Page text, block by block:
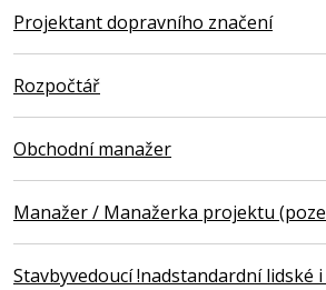
Projektant dopravního značení
Rozpočtář
Obchodní manažer
Manažer / Manažerka projektu
Stavbyvedoucí !nadstandardní lidské